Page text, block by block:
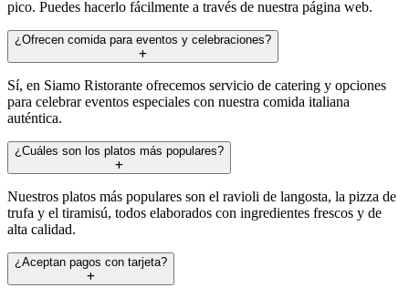
pico. Puedes hacerlo fácilmente a través de nuestra página web.
¿Ofrecen comida para eventos y celebraciones?
Sí, en Siamo Ristorante ofrecemos servicio de catering y opciones
para celebrar eventos especiales con nuestra comida italiana
auténtica.
¿Cuáles son los platos más populares?
Nuestros platos más populares son el ravioli de langosta, la pizza de
trufa y el tiramisú, todos elaborados con ingredientes frescos y de
alta calidad.
¿Aceptan pagos con tarjeta?